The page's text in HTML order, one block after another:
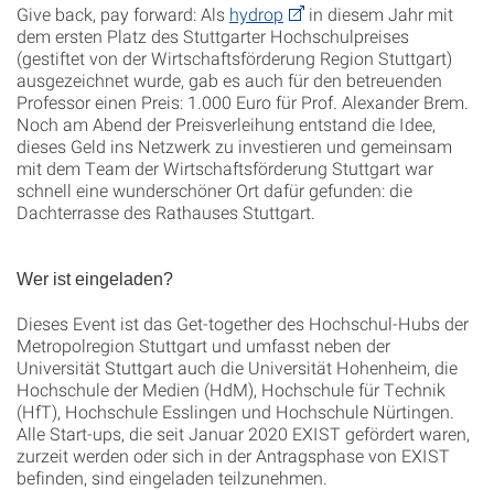
Give back, pay forward: Als hydrop
in diesem Jahr mit
dem ersten Platz des Stuttgarter Hochschulpreises
(gestiftet von der Wirtschaftsförderung Region Stuttgart)
ausgezeichnet wurde, gab es auch für den betreuenden
Professor einen Preis: 1.000 Euro für Prof. Alexander Brem.
Noch am Abend der Preisverleihung entstand die Idee,
dieses Geld ins Netzwerk zu investieren und gemeinsam
mit dem Team der Wirtschaftsförderung Stuttgart war
schnell eine wunderschöner Ort dafür gefunden: die
Dachterrasse des Rathauses Stuttgart.
Wer ist eingeladen?
Dieses Event ist das Get-together des Hochschul-Hubs der
Metropolregion Stuttgart und umfasst neben der
Universität Stuttgart auch die Universität Hohenheim, die
Hochschule der Medien (HdM), Hochschule für Technik
(HfT), Hochschule Esslingen und Hochschule Nürtingen.
Alle Start-ups, die seit Januar 2020 EXIST gefördert waren,
zurzeit werden oder sich in der Antragsphase von EXIST
befinden, sind eingeladen teilzunehmen.